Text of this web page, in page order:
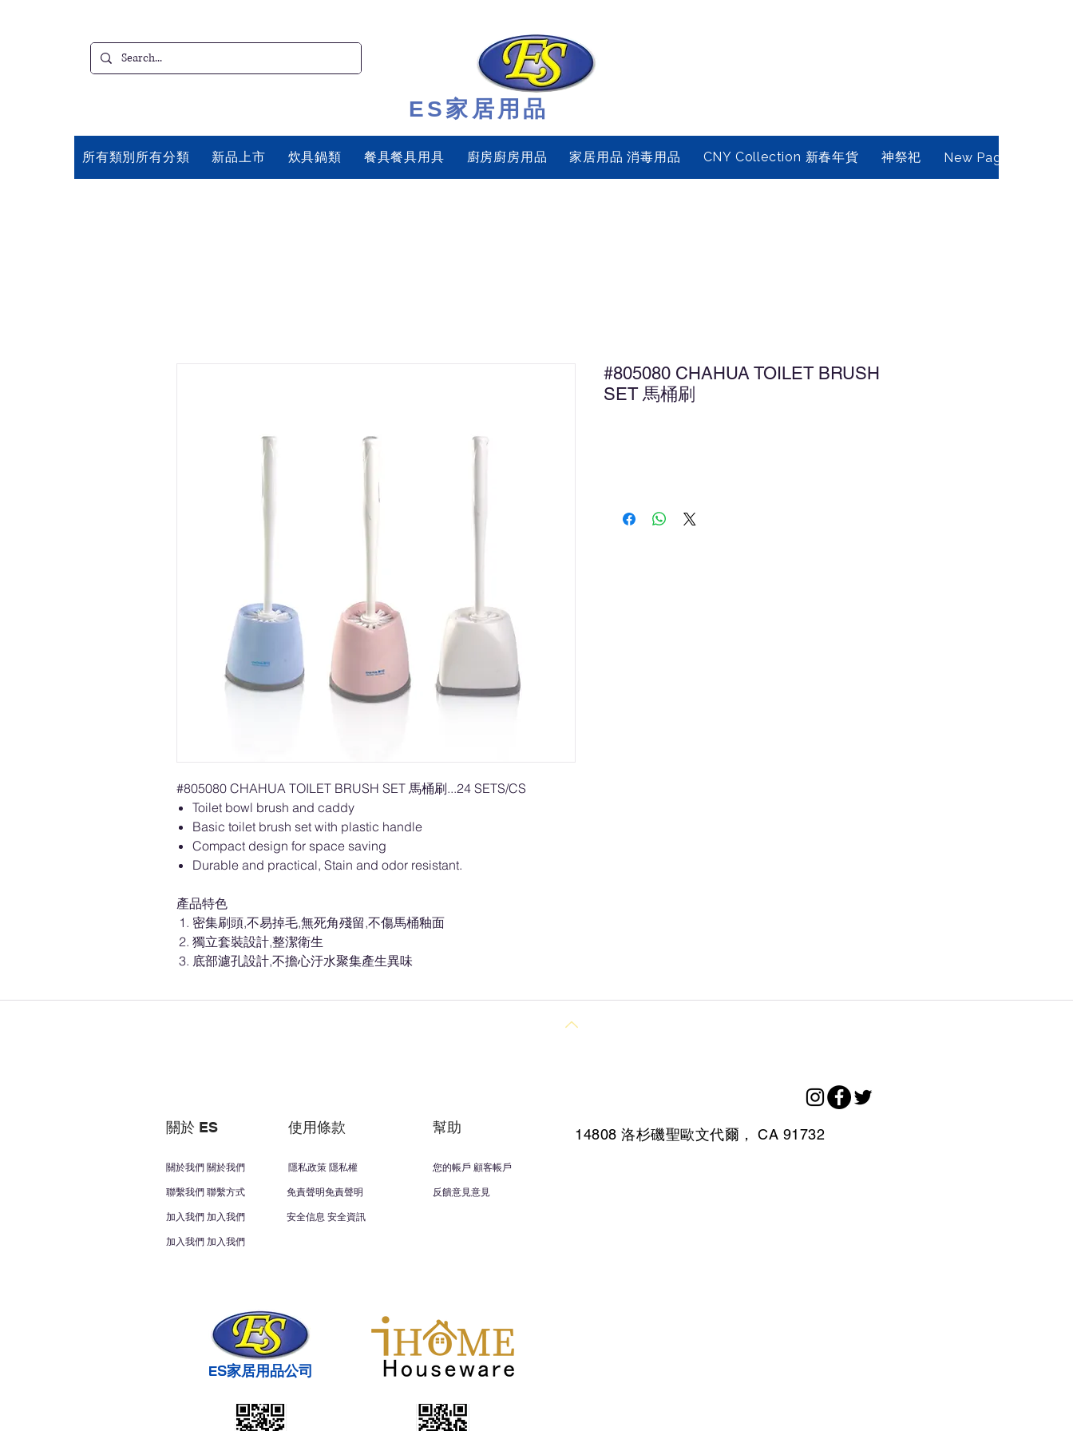
ES家居用品
所有類別所有分類 新品上市 炊具鍋類 餐具餐具用具 廚房廚房用品 家居用品 消毒用品 CNY Collection 新春年貨 神祭祀 New Page
#805080 CHAHUA TOILET BRUSH SET 馬桶刷...24 SETS/CS
Toilet bowl brush and caddy
Basic toilet brush set with plastic handle
Compact design for space saving
Durable and practical, Stain and odor resistant.
產品特色
密集刷頭,不易掉毛,無死角殘留,不傷馬桶釉面
獨立套裝設計,整潔衛生
底部濾孔設計,不擔心汙水聚集產生異味
#805080 CHAHUA TOILET BRUSH
SET 馬桶刷
關於 ES 使用條款 幫助
關於我們 關於我們
聯繫我們 聯繫方式
加入我們 加入我們
隱私政策 隱私權
免責聲明免責聲明
安全信息 安全資訊
您的帳戶 顧客帳戶
反饋意見意見
加入我們 加入我們
ES家居用品公司
14808 洛杉磯聖歐文代爾， CA 91732